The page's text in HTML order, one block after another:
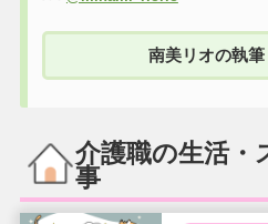
南美リオの執
介護職の生活・
事